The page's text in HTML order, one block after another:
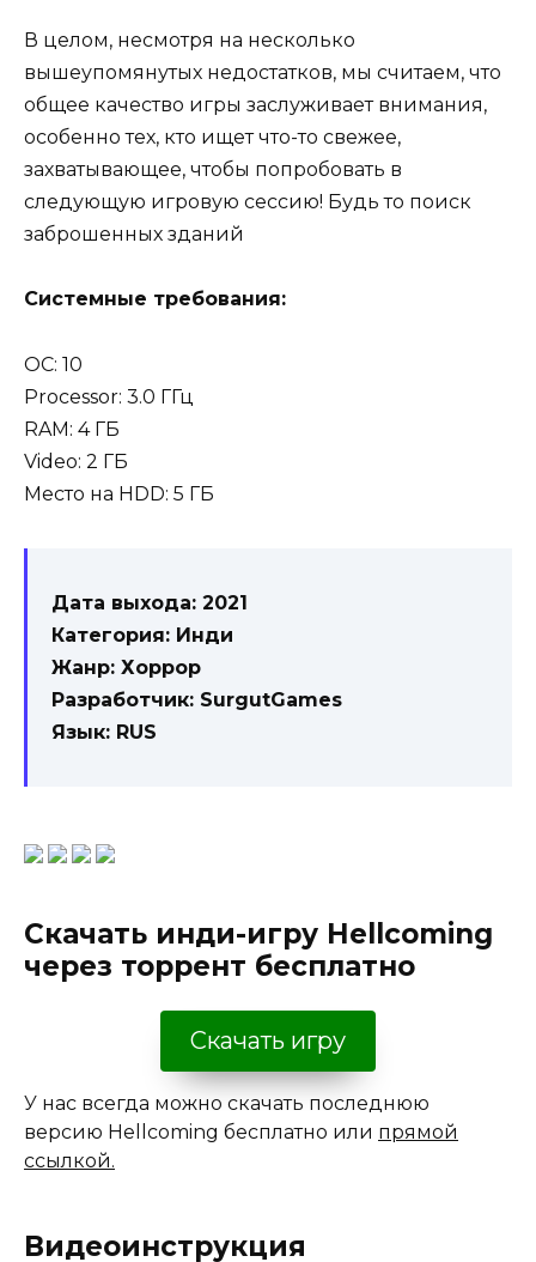
В целом, несмотря на несколько
вышеупомянутых недостатков, мы считаем, что
общее качество игры заслуживает внимания,
особенно тех, кто ищет что-то свежее,
захватывающее, чтобы попробовать в
следующую игровую сессию! Будь то поиск
заброшенных зданий
Системные требования:
OC: 10
Processor: 3.0 ГГц
RAM: 4 ГБ
Video: 2 ГБ
Место на HDD: 5 ГБ
Дата выхода: 2021
Категория: Инди
Жанр: Хоррор
Разработчик: SurgutGames
Язык: RUS
Скачать инди-игру Hellcoming
через торрент бесплатно
Скачать игру
У нас всегда можно скачать последнюю
версию Hellcoming бесплатно или прямой
ссылкой.
Видеоинструкция